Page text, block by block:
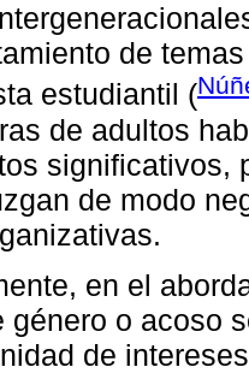
de
estudiantil (
de adultos
significativos,
de modo
en el
género o acoso
de